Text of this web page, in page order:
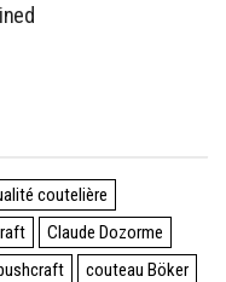
coutelière
Claude Dozorme
couteau Böker